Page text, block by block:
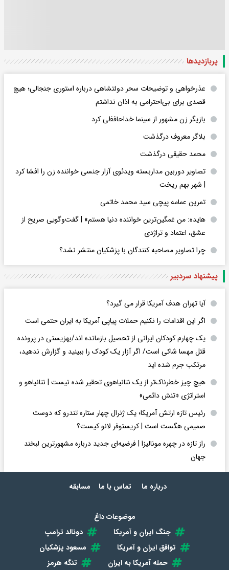
پربازدید‌ها
عذرخواهی و توضیحات سحر دولتشاهی درباره استوری جنجالی؛ هیچ
قصدی برای بی‌احترامی به اذان نداشتم
بازیگر زن مشهور از سینما خداحافظی کرد
بلاگر معروف درگذشت
محمد حقیقی درگذشت
تصاویر دوربین مداربسته ویدئوی آزار جنسی خواننده زن را افشا کرد
| شهر بهم ریخت
تمرین عمامه پیچی سید محمد خاتمی
هایده: من غمگین‌ترین خواننده دنیا هستم» | گفت‌وگویی صریح از
عشق، اعتماد و تراژدی
چرا تصاویر مصاحبه کنندگان با پزشکیان منتشر نشد؟
پیشنهاد سردبیر
آیا تهران هدف آمریکا قرار می گیرد؟
اگر این اقدامات را نکنیم حملات پیاپی آمریکا به ایران حتمی است
یک چهارم کودکان ایرانی از تحصیل بازمانده اند/بهزیستی در پرونده
قتل مهسا شاکی است/ اگر آزار یک کودک را ببینید و گزارش ندهید،
مرتکب جرم شده اید
هیچ چیز خطرناک‌تر از یک نتانیاهوی تحقیر شده نیست | نتانیاهو و
استراتژی «تنش دائمی»
رئیس تازه ارتش آمریکا؛ یک ژنرال چهار ستاره تندرو که دوست
صمیمی هگست است | کریستوفر لانو کیست؟
راز تازه در چهره مونالیزا | فرضیه‌ای جدید درباره مشهورترین لبخند
جهان
درباره ما تماس با ما مسابقه
موضوعات داغ
جنگ ایران و آمریکا
دونالد ترامپ
توافق ایران و آمریکا
مسعود پزشکیان
حمله آمریکا به ایران
تنگه هرمز